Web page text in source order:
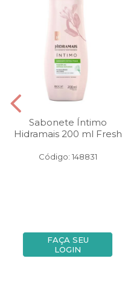
Sabonete Íntimo
Hidramais 200 ml Fresh
Código: 148831
FAÇA SEU
LOGIN